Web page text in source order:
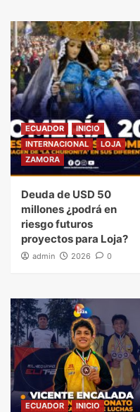
ECUADOR
INICIO
INTERNACIONAL
LOJA
ZAMORA
Deuda de USD 50
millones ¿podrá en
riesgo futuros
proyectos para Loja?
admin 2026 0
ECUADOR
INICIO